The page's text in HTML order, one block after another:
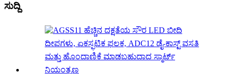
ಸುದ್ದಿ